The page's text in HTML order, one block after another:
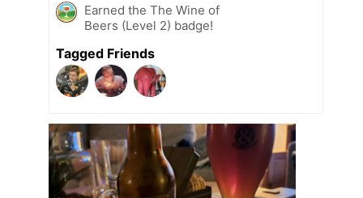
Earned the The Wine of
Beers (Level 2) badge!
Tagged Friends